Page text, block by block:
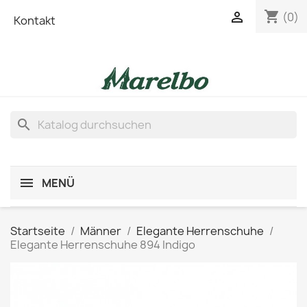
Kontakt shopping_cart (0)

search
MENÜ
Startseite Männer
Elegante Herrenschuhe
Elegante Herrenschuhe 894 Indigo